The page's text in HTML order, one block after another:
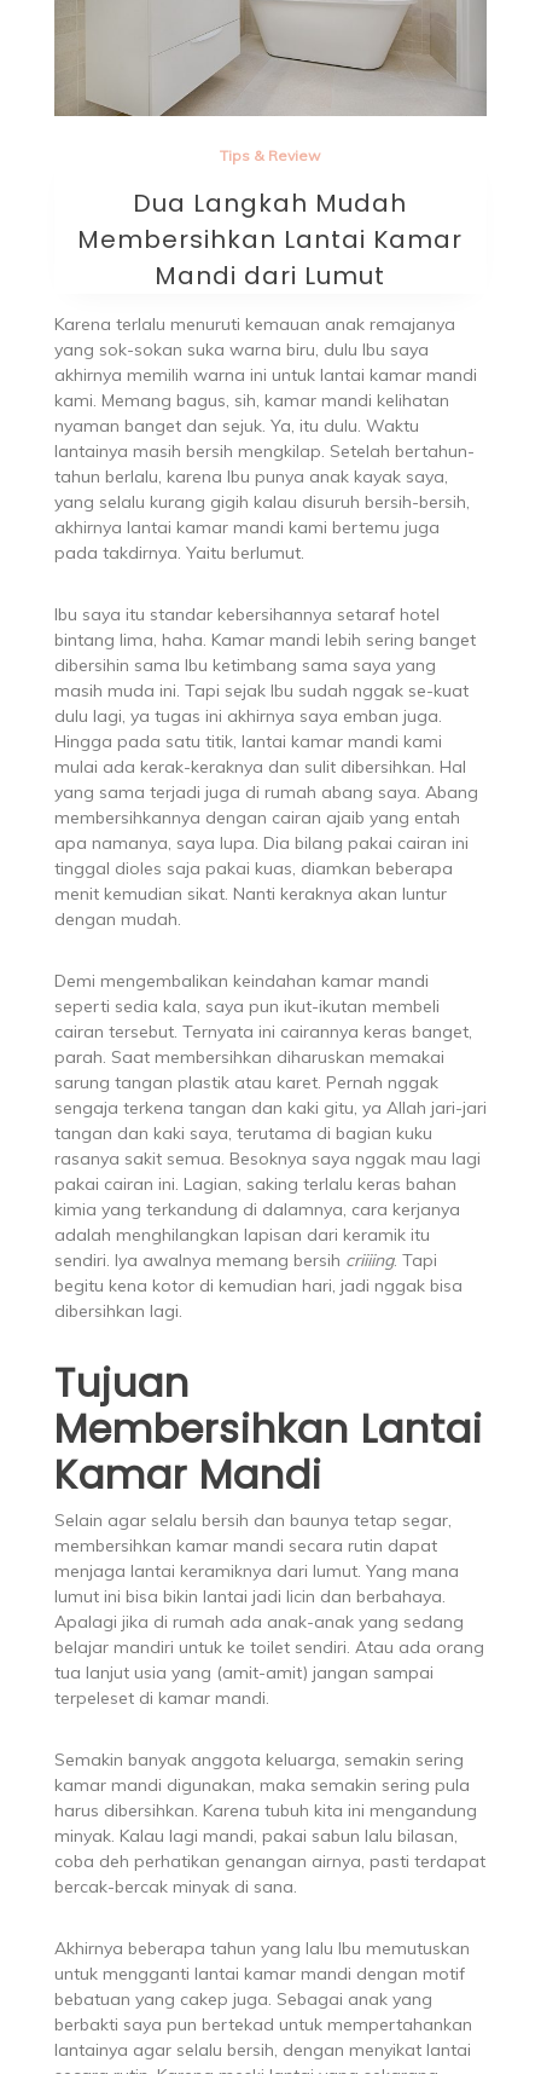
Tips & Review
Dua Langkah Mudah
Membersihkan Lantai Kamar
Mandi dari Lumut
Karena terlalu menuruti kemauan anak remajanya
yang sok-sokan suka warna biru, dulu Ibu saya
akhirnya memilih warna ini untuk lantai kamar mandi
kami. Memang bagus, sih, kamar mandi kelihatan
nyaman banget dan sejuk. Ya, itu dulu. Waktu
lantainya masih bersih mengkilap. Setelah bertahun-
tahun berlalu, karena Ibu punya anak kayak saya,
yang selalu kurang gigih kalau disuruh bersih-bersih,
akhirnya lantai kamar mandi kami bertemu juga
pada takdirnya. Yaitu berlumut.
Ibu saya itu standar kebersihannya setaraf hotel
bintang lima, haha. Kamar mandi lebih sering banget
dibersihin sama Ibu ketimbang sama saya yang
masih muda ini. Tapi sejak Ibu sudah nggak se-kuat
dulu lagi, ya tugas ini akhirnya saya emban juga.
Hingga pada satu titik, lantai kamar mandi kami
mulai ada kerak-keraknya dan sulit dibersihkan. Hal
yang sama terjadi juga di rumah abang saya. Abang
membersihkannya dengan cairan ajaib yang entah
apa namanya, saya lupa. Dia bilang pakai cairan ini
tinggal dioles saja pakai kuas, diamkan beberapa
menit kemudian sikat. Nanti keraknya akan luntur
dengan mudah.
Demi mengembalikan keindahan kamar mandi
seperti sedia kala, saya pun ikut-ikutan membeli
cairan tersebut. Ternyata ini cairannya keras banget,
parah. Saat membersihkan diharuskan memakai
sarung tangan plastik atau karet. Pernah nggak
sengaja terkena tangan dan kaki gitu, ya Allah jari-jari
tangan dan kaki saya, terutama di bagian kuku
rasanya sakit semua. Besoknya saya nggak mau lagi
pakai cairan ini. Lagian, saking terlalu keras bahan
kimia yang terkandung di dalamnya, cara kerjanya
adalah menghilangkan lapisan dari keramik itu
sendiri. Iya awalnya memang bersih criiiing. Tapi
begitu kena kotor di kemudian hari, jadi nggak bisa
dibersihkan lagi.
Tujuan
Membersihkan Lantai
Kamar Mandi
Selain agar selalu bersih dan baunya tetap segar,
membersihkan kamar mandi secara rutin dapat
menjaga lantai keramiknya dari lumut. Yang mana
lumut ini bisa bikin lantai jadi licin dan berbahaya.
Apalagi jika di rumah ada anak-anak yang sedang
belajar mandiri untuk ke toilet sendiri. Atau ada orang
tua lanjut usia yang (amit-amit) jangan sampai
terpeleset di kamar mandi.
Semakin banyak anggota keluarga, semakin sering
kamar mandi digunakan, maka semakin sering pula
harus dibersihkan. Karena tubuh kita ini mengandung
minyak. Kalau lagi mandi, pakai sabun lalu bilasan,
coba deh perhatikan genangan airnya, pasti terdapat
bercak-bercak minyak di sana.
Akhirnya beberapa tahun yang lalu Ibu memutuskan
untuk mengganti lantai kamar mandi dengan motif
bebatuan yang cakep juga. Sebagai anak yang
berbakti saya pun bertekad untuk mempertahankan
lantainya agar selalu bersih, dengan menyikat lantai